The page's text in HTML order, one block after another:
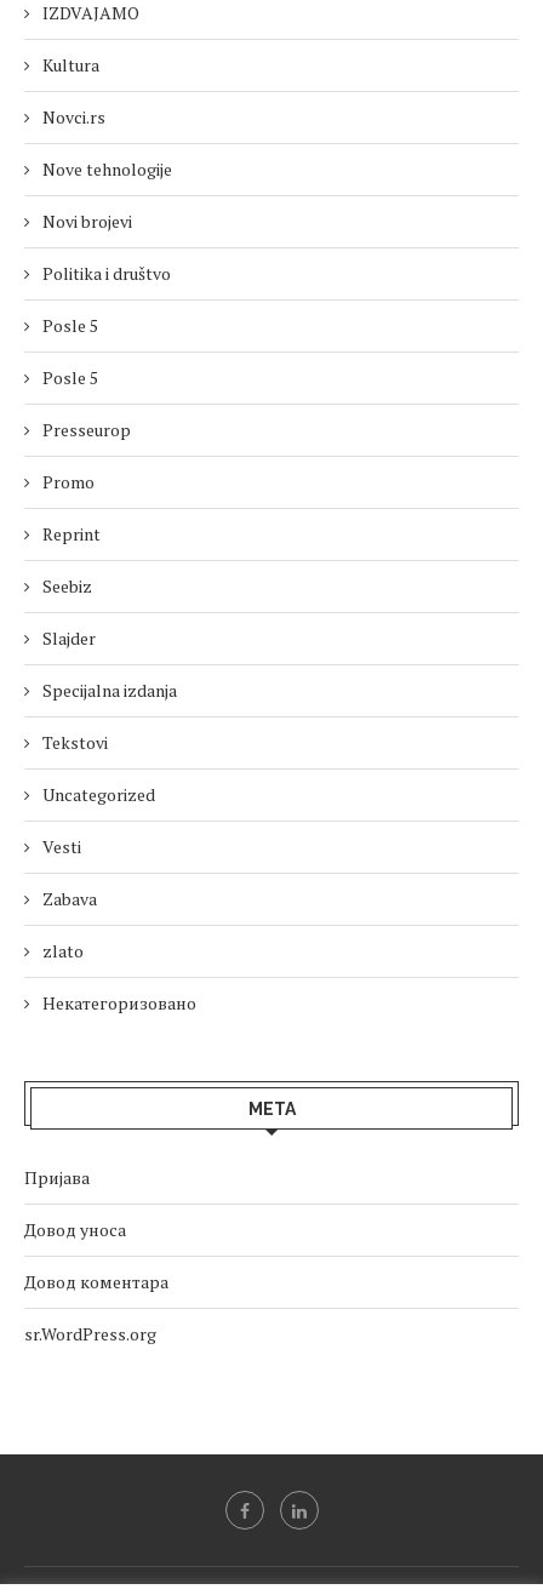
IZDVAJAMO
Kultura
Novci.rs
Nove tehnologije
Novi brojevi
Politika i društvo
Posle 5
Posle 5
Presseurop
Promo
Reprint
Seebiz
Slajder
Specijalna izdanja
Tekstovi
Uncategorized
Vesti
Zabava
zlato
Некатегоризовано
МЕТА
Пријава
Довод уноса
Довод коментара
sr.WordPress.org